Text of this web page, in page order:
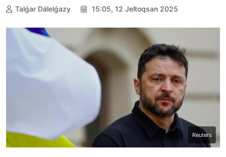
Talǵar Dálelǵazy 15:05, 12 Jeltoqsan 2025
Reuters